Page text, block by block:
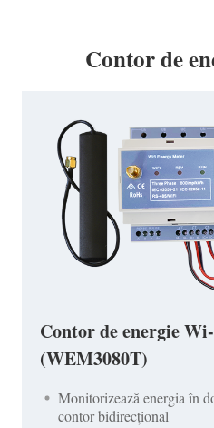
Contor de
Contor de energie
(WEM3080T)
Monitorizează energia în
contor bidirecțional